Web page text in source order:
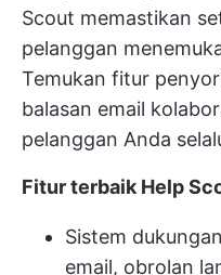
Scout memastikan
pelanggan
Temukan fitur
balasan email
pelanggan Anda
Fitur terbaik Help
Sistem
email, obrolan